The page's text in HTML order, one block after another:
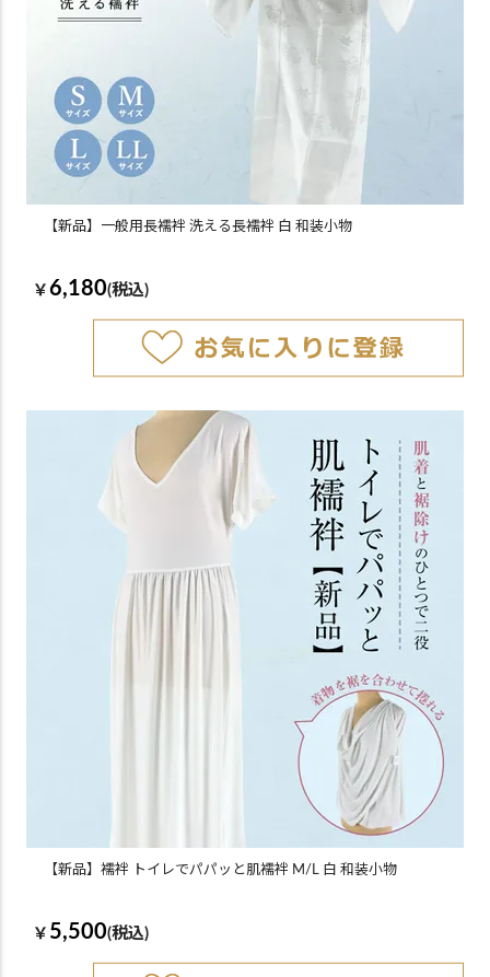
【新品】一般用長襦袢 洗える長襦袢 白 和装小物
￥ 6,180(税込)
【新品】襦袢 トイレでパパッと肌襦袢 M/L 白 和装小物
￥ 5,500(税込)